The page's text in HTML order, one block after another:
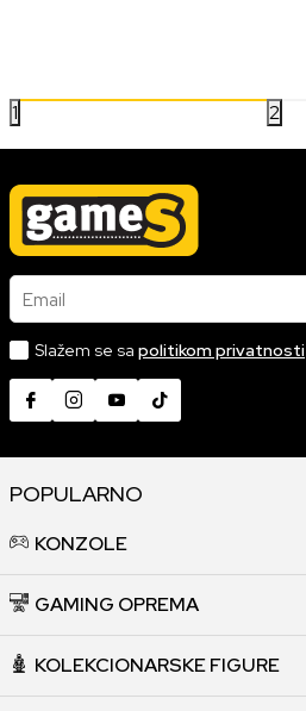
1 2
Email
Slažem se sa politikom privatnosti
POPULARNO
KONZOLE
GAMING OPREMA
KOLEKCIONARSKE FIGURE